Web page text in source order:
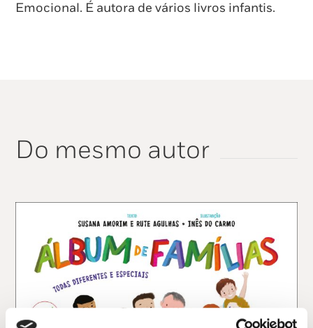
Emocional. É autora de vários livros infantis.
Do mesmo autor